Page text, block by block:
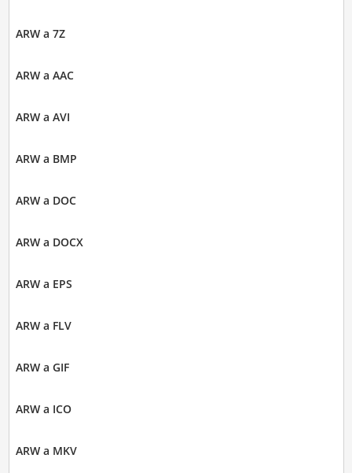
ARW a 7Z
ARW a AAC
ARW a AVI
ARW a BMP
ARW a DOC
ARW a DOCX
ARW a EPS
ARW a FLV
ARW a GIF
ARW a ICO
ARW a MKV